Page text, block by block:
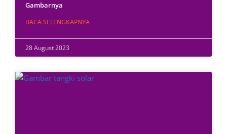
Gambarnya
BACA SELENGKAPNYA
28 August 2023